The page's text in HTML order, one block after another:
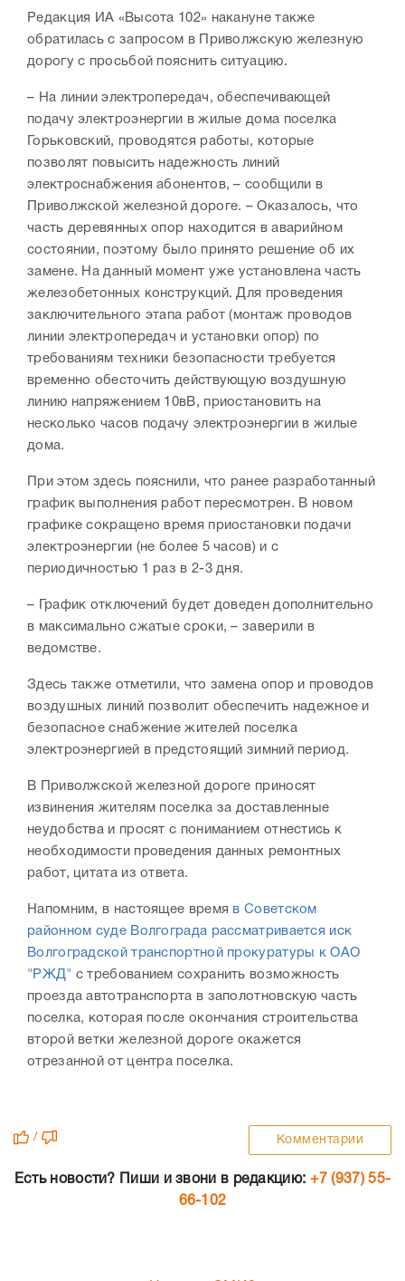
Редакция ИА «Высота 102» накануне также
обратилась с запросом в Приволжскую железную
дорогу с просьбой пояснить ситуацию.
– На линии электропередач, обеспечивающей
подачу электроэнергии в жилые дома поселка
Горьковский, проводятся работы, которые
позволят повысить надежность линий
электроснабжения абонентов, – сообщили в
Приволжской железной дороге. – Оказалось, что
часть деревянных опор находится в аварийном
состоянии, поэтому было принято решение об их
замене. На данный момент уже установлена часть
железобетонных конструкций. Для проведения
заключительного этапа работ (монтаж проводов
линии электропередач и установки опор) по
требованиям техники безопасности требуется
временно обесточить действующую воздушную
линию напряжением 10вВ, приостановить на
несколько часов подачу электроэнергии в жилые
дома.
При этом здесь пояснили, что ранее разработанный
график выполнения работ пересмотрен. В новом
графике сокращено время приостановки подачи
электроэнергии (не более 5 часов) и с
периодичностью 1 раз в 2-3 дня.
– График отключений будет доведен дополнительно
в максимально сжатые сроки, – заверили в
ведомстве.
Здесь также отметили, что замена опор и проводов
воздушных линий позволит обеспечить надежное и
безопасное снабжение жителей поселка
электроэнергией в предстоящий зимний период.
В Приволжской железной дороге приносят
извинения жителям поселка за доставленные
неудобства и просят с пониманием отнестись к
необходимости проведения данных ремонтных
работ, цитата из ответа.
Напомним, в настоящее время в Советском
районном суде Волгограда рассматривается иск
Волгоградской транспортной прокуратуры к ОАО
"РЖД" с требованием сохранить возможность
проезда автотранспорта в заполотновскую часть
поселка, которая после окончания строительства
второй ветки железной дороге окажется
отрезанной от центра поселка.
/ Комментарии
Есть новости? Пиши и звони в редакцию: +7 (937) 55-
66-102